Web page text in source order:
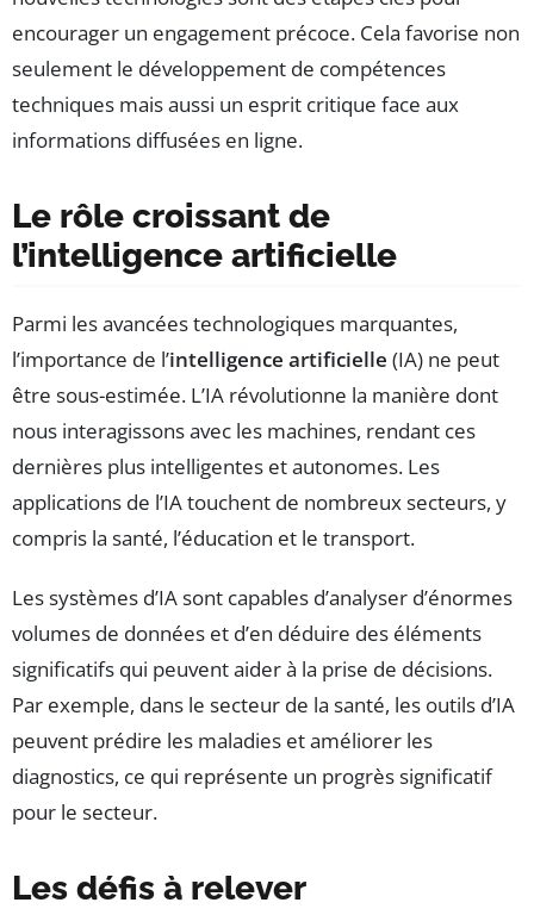
encourager un engagement précoce. Cela favorise non
seulement le développement de compétences
techniques mais aussi un esprit critique face aux
informations diffusées en ligne.
Le rôle croissant de
l’intelligence artificielle
Parmi les avancées technologiques marquantes,
l’importance de l’intelligence artificielle (IA) ne peut
être sous-estimée. L’IA révolutionne la manière dont
nous interagissons avec les machines, rendant ces
dernières plus intelligentes et autonomes. Les
applications de l’IA touchent de nombreux secteurs, y
compris la santé, l’éducation et le transport.
Les systèmes d’IA sont capables d’analyser d’énormes
volumes de données et d’en déduire des éléments
significatifs qui peuvent aider à la prise de décisions.
Par exemple, dans le secteur de la santé, les outils d’IA
peuvent prédire les maladies et améliorer les
diagnostics, ce qui représente un progrès significatif
pour le secteur.
Les défis à relever